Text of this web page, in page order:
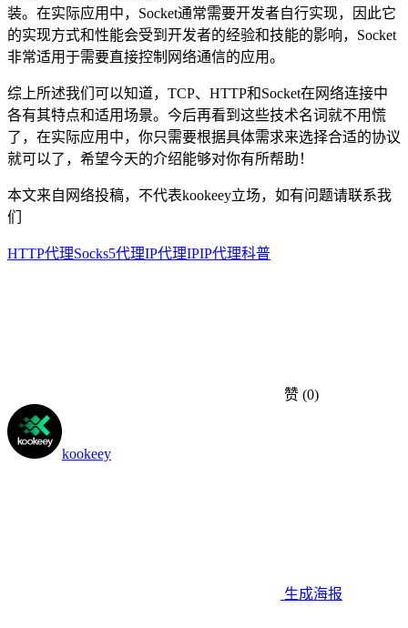
装。在实际应用中，Socket通常需要开发者自行实现，因此它
的实现方式和性能会受到开发者的经验和技能的影响，Socket
非常适用于需要直接控制网络通信的应用。
综上所述我们可以知道，TCP、HTTP和Socket在网络连接中
各有其特点和适用场景。今后再看到这些技术名词就不用慌
了，在实际应用中，你只需要根据具体需求来选择合适的协议
就可以了，希望今天的介绍能够对你有所帮助！
本文来自网络投稿，不代表kookeey立场，如有问题请联系我
们
HTTP代理Socks5代理IP代理IPIP代理科普
赞 (0)
kookeey
生成海报